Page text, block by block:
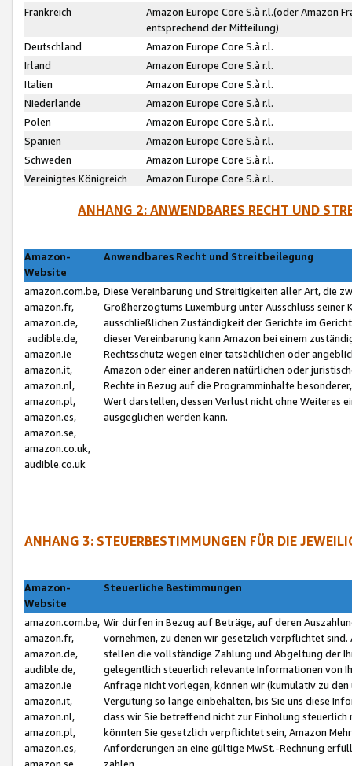
Frankreich
Amazon Europe Core S.à r.l.(oder Amazon
entsprechend der Mitteilung)
Deutschland
Amazon Europe Core S.à r.l.
Irland
Amazon Europe Core S.à r.l.
Italien
Amazon Europe Core S.à r.l.
Niederlande
Amazon Europe Core S.à r.l.
Polen
Amazon Europe Core S.à r.l.
Spanien
Amazon Europe Core S.à r.l.
Schweden
Amazon Europe Core S.à r.l.
Vereinigtes Königreich
Amazon Europe Core S.à r.l.
ANHANG 2: ANWENDBARES RECHT UND
Amazon-
Website
Anwendbares Recht und Streitbeilegung
amazon.com.be,
amazon.fr,
amazon.de,
audible.de,
amazon.ie
amazon.it,
amazon.nl,
amazon.pl,
amazon.es,
amazon.se,
amazon.co.uk,
audible.co.uk
Diese Vereinbarung und Streitigkeiten aller Art, die
Großherzogtums Luxemburg unter Ausschluss
ausschließlichen Zuständigkeit der Gerichte im
dieser Vereinbarung kann Amazon bei einem
Rechtsschutz wegen einer tatsächlichen oder
Amazon oder einer anderen natürlichen oder
Rechte in Bezug auf die Programminhalte
Wert darstellen, dessen Verlust nicht ohne Weiteres
ausgeglichen werden kann.
ANHANG 3: STEUERBESTIMMUNGEN FÜR DIE
Amazon-
Website
Steuerliche Bestimmungen
amazon.com.be,
amazon.fr,
amazon.de,
audible.de,
amazon.ie
amazon.it,
amazon.nl,
amazon.pl,
amazon.es,
amazon.se,
Wir dürfen in Bezug auf Beträge, auf deren
vornehmen, zu denen wir gesetzlich verpflichtet
stellen die vollständige Zahlung und Abgeltung der
gelegentlich steuerlich relevante Informationen von
Anfrage nicht vorlegen, können wir (kumulativ zu
Vergütung so lange einbehalten, bis Sie uns diese
dass wir Sie betreffend nicht zur Einholung
könnten Sie gesetzlich verpflichtet sein, Amazon
Anforderungen an eine gültige MwSt.-Rechnung
zahlen.